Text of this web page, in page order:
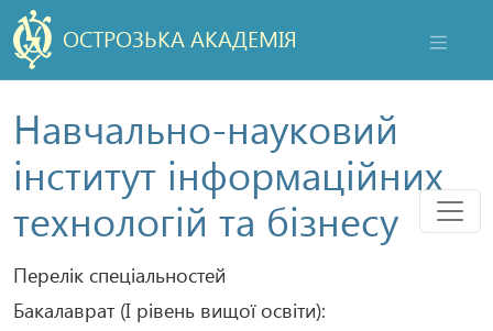
ОСТРОЗЬКА АКАДЕМІЯ
Навчально-науковий
інститут інформаційних
технологій та бізнесу
Меню
Перелік спеціальностей
Бакалаврат (І рівень вищої освіти):